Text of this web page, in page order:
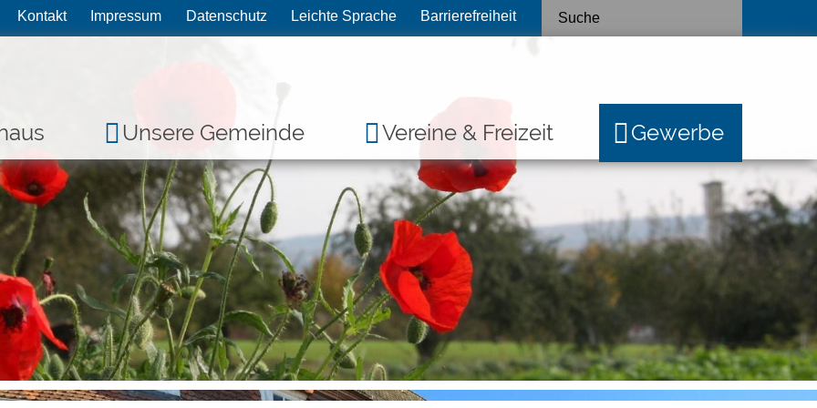
Kontakt Impressum Datenschutz Leichte Sprache Barrierefreiheit
Unsere Gemeinde Vereine & Freizeit Gewerbe